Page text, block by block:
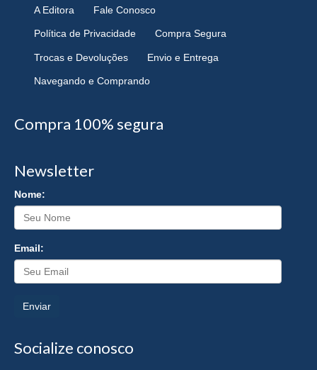
A Editora Fale Conosco
Política de Privacidade Compra Segura
Trocas e Devoluções Envio e Entrega
Navegando e Comprando
Compra 100% segura
Newsletter
Nome:
Email:
Enviar
Socialize conosco